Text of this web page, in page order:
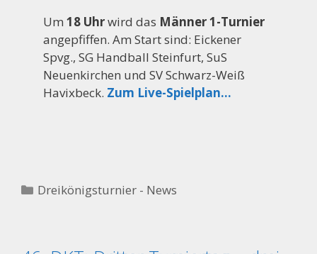
Um18 Uhrwird das Männer 1-Turnier
angepfiffen. Am Start sind: Eickener
Spvg., SG Handball Steinfurt, SuS
Neuenkirchen und SV Schwarz-Weiß
Havixbeck. Zum Live-Spielplan…
Kategorien
Dreikönigsturnier - News